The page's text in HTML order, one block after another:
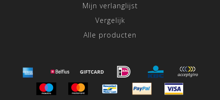
Mijn verlanglijst
Vergelijk
Alle producten